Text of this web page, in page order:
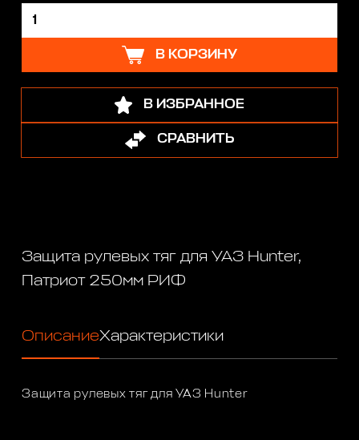
В КОРЗИНУ
В ИЗБРАННОЕ
СРАВНИТЬ
Защита рулевых тяг для УАЗ Hunter,
Патриот 250мм РИФ
ОписаниеХарактеристики
Защита рулевых тяг для УАЗ Hunter